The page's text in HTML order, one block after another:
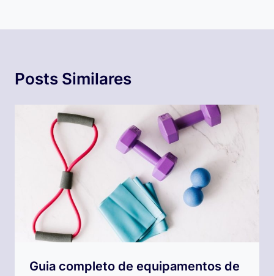
Posts Similares
Guia completo de equipamentos de